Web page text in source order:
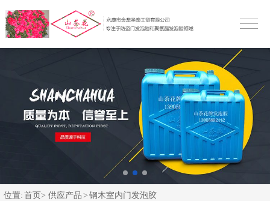
位置: 首页> 供应产品 > 钢木室内门发泡胶